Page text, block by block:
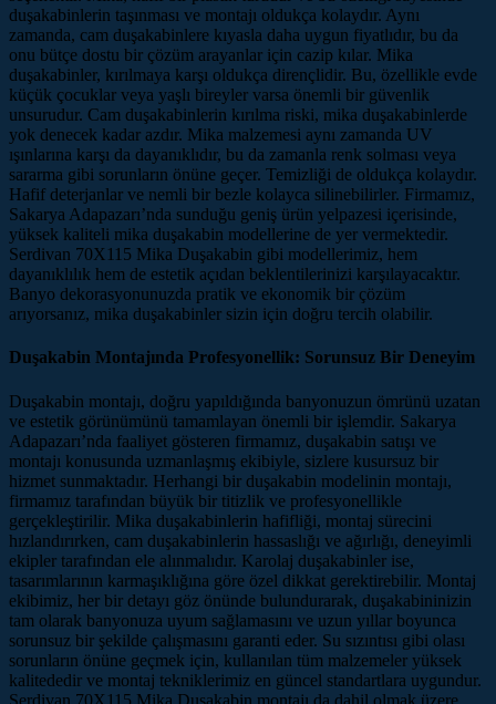
duşakabinlerin taşınması ve montajı oldukça kolaydır. Aynı
zamanda, cam duşakabinlere kıyasla daha uygun fiyatlıdır, bu da
onu bütçe dostu bir çözüm arayanlar için cazip kılar. Mika
duşakabinler, kırılmaya karşı oldukça dirençlidir. Bu, özellikle evde
küçük çocuklar veya yaşlı bireyler varsa önemli bir güvenlik
unsurudur. Cam duşakabinlerin kırılma riski, mika duşakabinlerde
yok denecek kadar azdır. Mika malzemesi aynı zamanda UV
ışınlarına karşı da dayanıklıdır, bu da zamanla renk solması veya
sararma gibi sorunların önüne geçer. Temizliği de oldukça kolaydır.
Hafif deterjanlar ve nemli bir bezle kolayca silinebilirler. Firmamız,
Sakarya Adapazarı’nda sunduğu geniş ürün yelpazesi içerisinde,
yüksek kaliteli mika duşakabin modellerine de yer vermektedir.
Serdivan 70X115 Mika Duşakabin gibi modellerimiz, hem
dayanıklılık hem de estetik açıdan beklentilerinizi karşılayacaktır.
Banyo dekorasyonunuzda pratik ve ekonomik bir çözüm
arıyorsanız, mika duşakabinler sizin için doğru tercih olabilir.
Duşakabin Montajında Profesyonellik: Sorunsuz Bir Deneyim
Duşakabin montajı, doğru yapıldığında banyonuzun ömrünü uzatan
ve estetik görünümünü tamamlayan önemli bir işlemdir. Sakarya
Adapazarı’nda faaliyet gösteren firmamız, duşakabin satışı ve
montajı konusunda uzmanlaşmış ekibiyle, sizlere kusursuz bir
hizmet sunmaktadır. Herhangi bir duşakabin modelinin montajı,
firmamız tarafından büyük bir titizlik ve profesyonellikle
gerçekleştirilir. Mika duşakabinlerin hafifliği, montaj sürecini
hızlandırırken, cam duşakabinlerin hassaslığı ve ağırlığı, deneyimli
ekipler tarafından ele alınmalıdır. Karolaj duşakabinler ise,
tasarımlarının karmaşıklığına göre özel dikkat gerektirebilir. Montaj
ekibimiz, her bir detayı göz önünde bulundurarak, duşakabininizin
tam olarak banyonuza uyum sağlamasını ve uzun yıllar boyunca
sorunsuz bir şekilde çalışmasını garanti eder. Su sızıntısı gibi olası
sorunların önüne geçmek için, kullanılan tüm malzemeler yüksek
kalitededir ve montaj tekniklerimiz en güncel standartlara uygundur.
Serdivan 70X115 Mika Duşakabin montajı da dahil olmak üzere,